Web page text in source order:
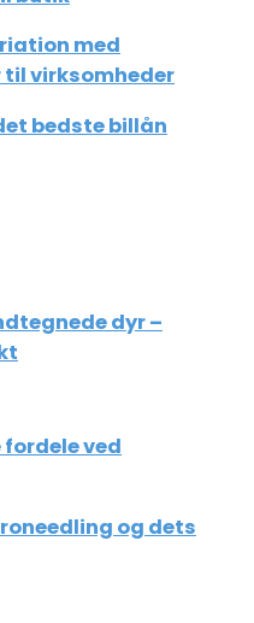
med
virksomheder
bedste billån
dyr –
ved
og dets